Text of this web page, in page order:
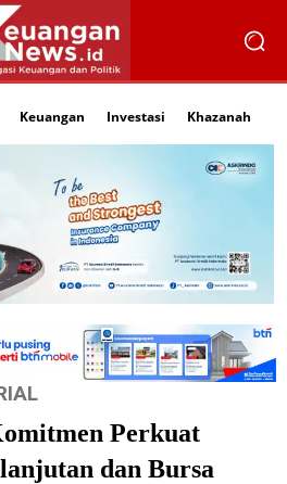
Keuangan Investasi Khazanah
Perkuat
dan Bursa